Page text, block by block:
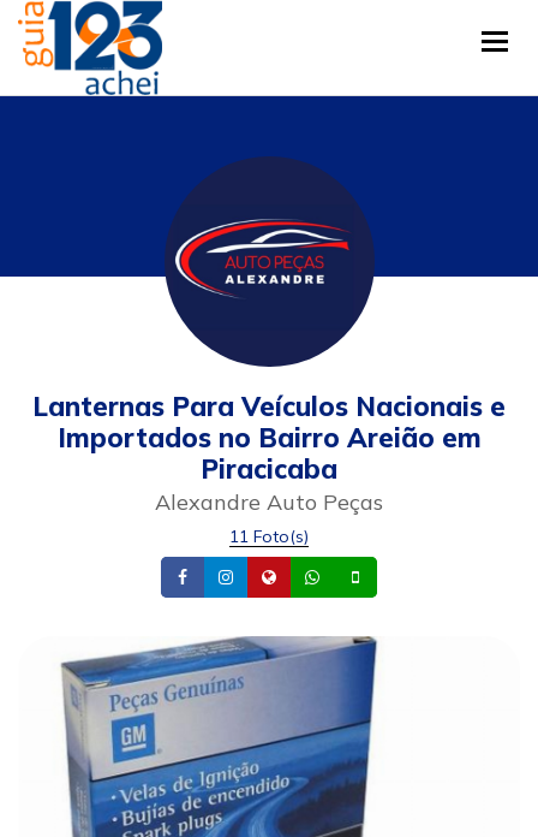
Lanternas Para Veículos Nacionais e
Importados no Bairro Areião em
Piracicaba
Alexandre Auto Peças
11 Foto(s)
FacebookInstagram
Site Whatsapp